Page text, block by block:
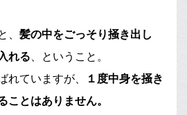
、 髪の中をごっそり掻き出し
れる 、ということ。
れていますが、
１度中身を掻き
ことはありません。